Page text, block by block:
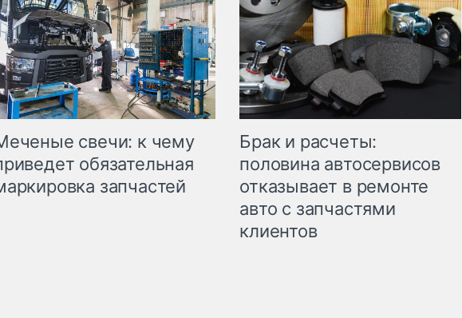
свечи: к чему
обязательная
запчастей
Брак и расчеты:
половина автосервисов
отказывает в ремонте
авто с запчастями
клиентов